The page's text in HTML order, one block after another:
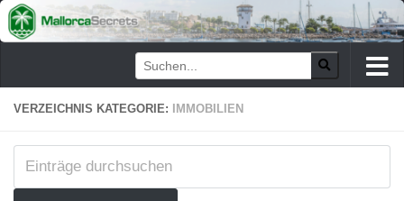
Zum Inhalt springen
VERZEICHNIS KATEGORIE: IMMOBILIEN